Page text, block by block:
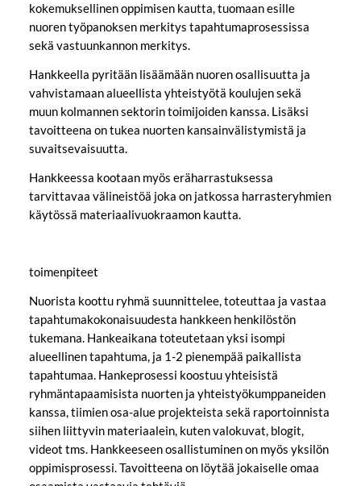
kokemuksellinen oppimisen kautta, tuomaan esille
nuoren työpanoksen merkitys tapahtumaprosessissa
sekä vastuunkannon merkitys.
Hankkeella pyritään lisäämään nuoren osallisuutta ja
vahvistamaan alueellista yhteistyötä koulujen sekä
muun kolmannen sektorin toimijoiden kanssa. Lisäksi
tavoitteena on tukea nuorten kansainvälistymistä ja
suvaitsevaisuutta.
Hankkeessa kootaan myös eräharrastuksessa
tarvittavaa välineistöä joka on jatkossa harrasteryhmien
käytössä materiaalivuokraamon kautta.
toimenpiteet
Nuorista koottu ryhmä suunnittelee, toteuttaa ja vastaa
tapahtumakokonaisuudesta hankkeen henkilöstön
tukemana. Hankeaikana toteutetaan yksi isompi
alueellinen tapahtuma, ja 1-2 pienempää paikallista
tapahtumaa. Hankeprosessi koostuu yhteisistä
ryhmäntapaamisista nuorten ja yhteistyökumppaneiden
kanssa, tiimien osa-alue projekteista sekä raportoinnista
siihen liittyvin materiaalein, kuten valokuvat, blogit,
videot tms. Hankkeeseen osallistuminen on myös yksilön
oppimisprosessi. Tavoitteena on löytää jokaiselle omaa